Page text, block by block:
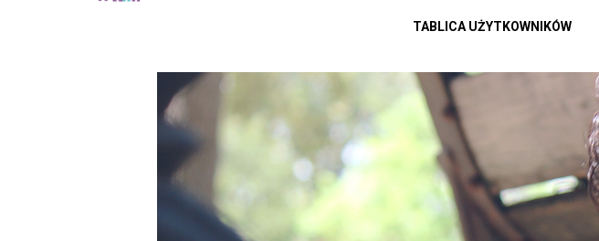
TABLICA UŻYTKOWNIKÓW